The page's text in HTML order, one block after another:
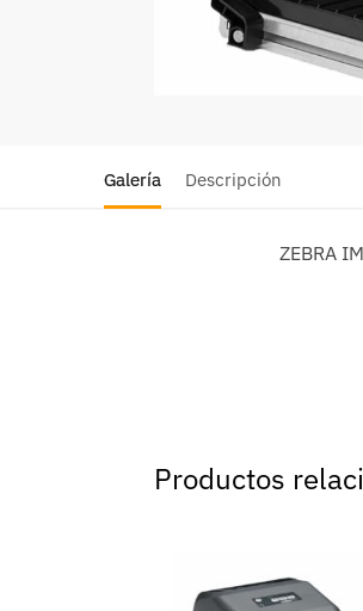
Galería Descripción
ZEBRA
Productos